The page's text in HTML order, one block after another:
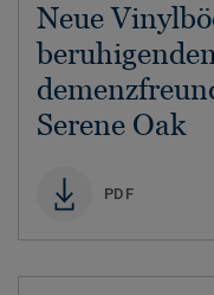
Neue
Serene Oak
PDF